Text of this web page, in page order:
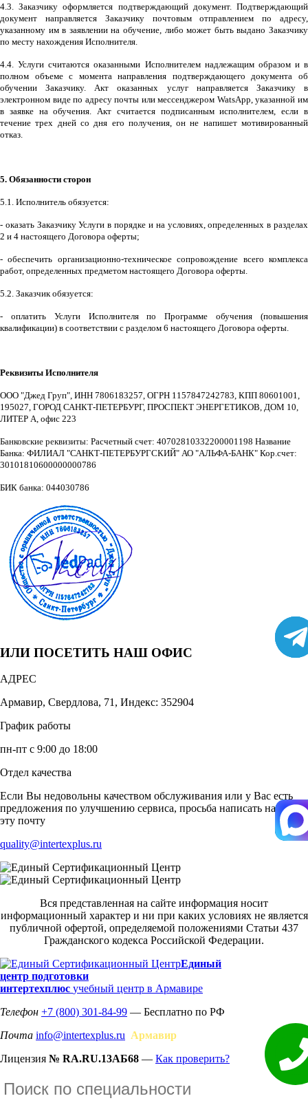
4.3. Заказчику оформляется подтверждающий документ. Подтверждающий
документ направляется Заказчику почтовым отправлением по адресу,
указанному им в заявлении на обучение, либо может быть выдано Заказчику
по месту нахождения Исполнителя.
4.4. Услуги считаются оказанными Исполнителем надлежащим образом и в
полном объеме с момента направления подтверждающего документа об
обучении Заказчику. Акт оказанных услуг направляется Заказчику в
электронном виде по адресу почты или мессенджером WatsApp , указанной им
в заявке на обучения. Акт считается подписанным исполнителем, если в
течение трех дней со дня его получения, он не напишет мотивированный
отказ.
5. Обязанности сторон
5.1. Исполнитель обязуется:
- оказать Заказчику Услуги в порядке и на условиях, определенных в разделах
2 и 4 настоящего Договора оферты;
- обеспечить организационно-техническое сопровождение всего комплекса
работ, определенных предметом настоящего Договора оферты.
5.2. Заказчик обязуется:
- оплатить Услуги Исполнителя по Программе обучения (повышения
квалификации) в соответствии с разделом 6 настоящего Договора оферты.
Реквизиты Исполнителя
ООО "Джед Груп", ИНН 7806183257, ОГРН 1157847242783, КПП 80601001,
195027, ГОРОД САНКТ-ПЕТЕРБУРГ, ПРОСПЕКТ ЭНЕРГЕТИКОВ, ДОМ 10,
ЛИТЕР А, офис 223
Банковские реквизиты: Расчетный счет: 40702810332200001198 Название
Банка: ФИЛИАЛ "САНКТ-ПЕТЕРБУРГСКИЙ" АО "АЛЬФА-БАНК" Кор.счет:
30101810600000000786
БИК банка: 044030786
ИЛИ ПОСЕТИТЬ НАШ ОФИС
АДРЕС
Армавир, Свердлова, 71, Индекс: 352904
График работы
пн-пт с 9:00 до 18:00
Отдел качества
Если Вы недовольны качеством обслуживания или у Вас есть
предложения по улучшению сервиса, просьба написать нам на
эту почту
quality@intertexplus.ru
Вся представленная на сайте информация носит
информационный характер и ни при каких условиях не является
публичной офертой, определяемой положениями Статьи 437
Гражданского кодекса Российской Федерации.
Единый
центр подготовки
интертехплюс учебный центр в Армавире
Телефон +7 (800) 301-84-99 — Бесплатно по РФ
Почта info@intertexplus.ru Армавир
Лицензия № RA.RU.13АБ68 — Как проверить?